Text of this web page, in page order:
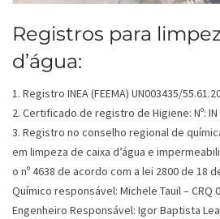
Registros para
d’água:
1. Registro INEA (FEEMA) UN003435/
2. Certificado de registro de Higiene: Nº: IN
3. Registro no conselho regional de
em limpeza de caixa d’água e
o nº 4638 de acordo com a lei 2800 de 18
Químico responsável: Michele Tauil – CRQ
Engenheiro Responsável: Igor Baptista